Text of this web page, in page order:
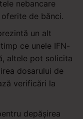
nebancare
de bănci.
un alt
ce unele IFN-
altele pot solicita
dosarului de
verificări la
depășirea